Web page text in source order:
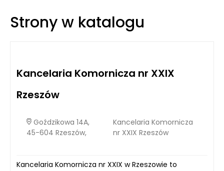
klientów i rosnącej konkurencji w branży cukierniczej,
zrozumienie tej kwestii staje się niezbędne dla zapewnienia
Strony w katalogu
Kancelaria Komornicza nr XXIX
Rzeszów
Goździkowa 14A,
45-604 Rzeszów,
Kancelaria Komornicza
nr XXIX Rzeszów
Kancelaria Komornicza nr XXIX w Rzeszowie to